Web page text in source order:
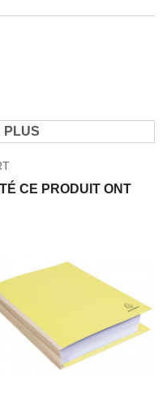
PLUS
CE PRODUIT ONT